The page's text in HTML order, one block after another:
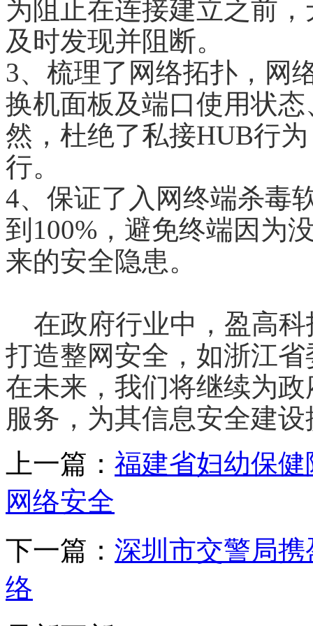
为阻止在连接建立之前
及时发现并阻断。
3、梳理了网络拓扑，网
换机面板及端口使用状
然，杜绝了私接HUB行
行。
4、保证了入网终端杀毒
到100%，避免终端因为
来的安全隐患。
在政府行业中，盈高科
打造整网安全，如浙江
在未来，我们将继续为
服务，为其信息安全建
上一篇： 福建省妇幼保
网络安全
下一篇： 深圳市交警局
络